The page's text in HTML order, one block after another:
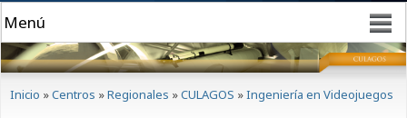
Inicio »Centros »Regionales »CULAGOS »Ingeniería en Videojuegos